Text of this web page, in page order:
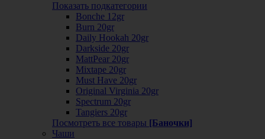
Показать подкатегории
Bonche 12gr
Burn 20gr
Daily Hookah 20gr
Darkside 20gr
MattPear 20gr
Mixtape 20gr
Must Have 20gr
Original Virginia 20gr
Spectrum 20gr
Tangiers 20gr
Посмотреть все товары [Баночки]
Чаши